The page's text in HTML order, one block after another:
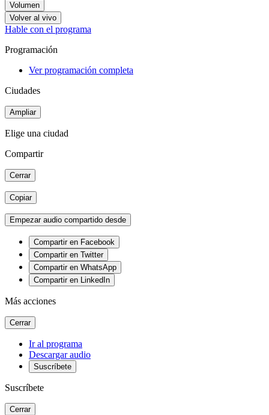
Volumen
Volver al vivo
Hable con el programa
Programación
Ver programación completa
Ciudades
Ampliar
Elige una ciudad
Compartir
Cerrar
Copiar
Empezar audio compartido desde
Compartir en Facebook
Compartir en Twitter
Compartir en WhatsApp
Compartir en LinkedIn
Más acciones
Cerrar
Ir al programa
Descargar audio
Suscríbete
Suscríbete
Cerrar